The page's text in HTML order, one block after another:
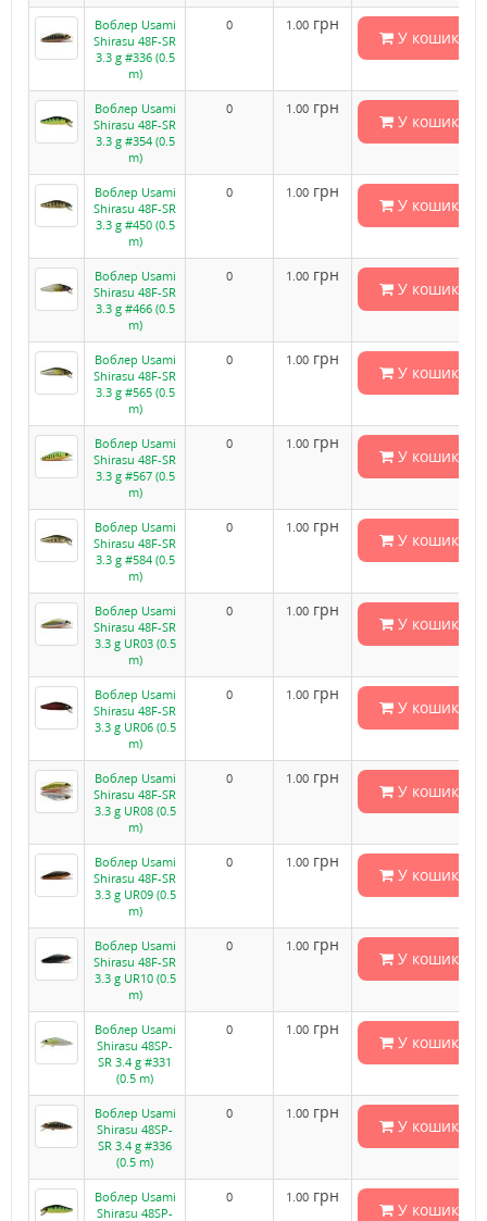
Воблер Usami
Shirasu 48F-SR
3.3 g #336 (0.5
m)
0 1.00 грн
У кошик
Воблер Usami
Shirasu 48F-SR
3.3 g #354 (0.5
m)
0 1.00 грн
У кошик
Воблер Usami
Shirasu 48F-SR
3.3 g #450 (0.5
m)
0 1.00 грн
У кошик
Воблер Usami
Shirasu 48F-SR
3.3 g #466 (0.5
m)
0 1.00 грн
У кошик
Воблер Usami
Shirasu 48F-SR
3.3 g #565 (0.5
m)
0 1.00 грн
У кошик
Воблер Usami
Shirasu 48F-SR
3.3 g #567 (0.5
m)
0 1.00 грн
У кошик
Воблер Usami
Shirasu 48F-SR
3.3 g #584 (0.5
m)
0 1.00 грн
У кошик
Воблер Usami
Shirasu 48F-SR
3.3 g UR03 (0.5
m)
0 1.00 грн
У кошик
Воблер Usami
Shirasu 48F-SR
3.3 g UR06 (0.5
m)
0 1.00 грн
У кошик
Воблер Usami
Shirasu 48F-SR
3.3 g UR08 (0.5
m)
0 1.00 грн
У кошик
Воблер Usami
Shirasu 48F-SR
3.3 g UR09 (0.5
m)
0 1.00 грн
У кошик
Воблер Usami
Shirasu 48F-SR
3.3 g UR10 (0.5
m)
0 1.00 грн
У кошик
Воблер Usami
Shirasu 48SP-
SR 3.4 g #331
(0.5 m)
0 1.00 грн
У кошик
Воблер Usami
Shirasu 48SP-
SR 3.4 g #336
(0.5 m)
0 1.00 грн
У кошик
Воблер Usami
Shirasu 48SP-
0 1.00 грн
У кошик